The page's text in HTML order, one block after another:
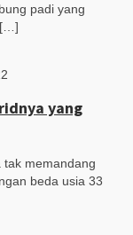
padi yang
[…]
yang
tak memandang
beda usia 33